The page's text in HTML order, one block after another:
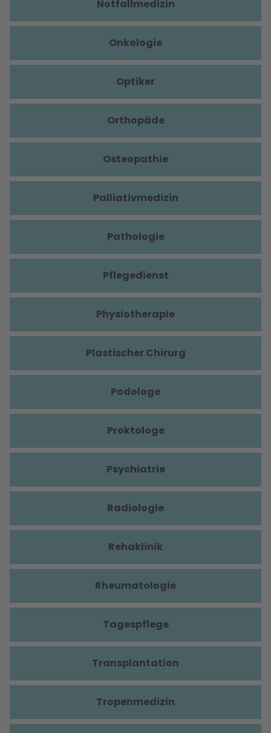
Notfallmedizin
Onkologie
Optiker
Orthopäde
Osteopathie
Palliativmedizin
Pathologie
Pflegedienst
Physiotherapie
Plastischer Chirurg
Podologe
Proktologe
Psychiatrie
Radiologie
Rehaklinik
Rheumatologie
Tagespflege
Transplantation
Tropenmedizin